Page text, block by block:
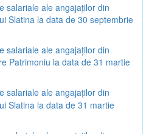
salariale ale angajaților din
Slatina la data de 30 septembrie
salariale ale angajaților din
Patrimoniu la data de 31 martie
salariale ale angajaților din
Slatina la data de 31 martie